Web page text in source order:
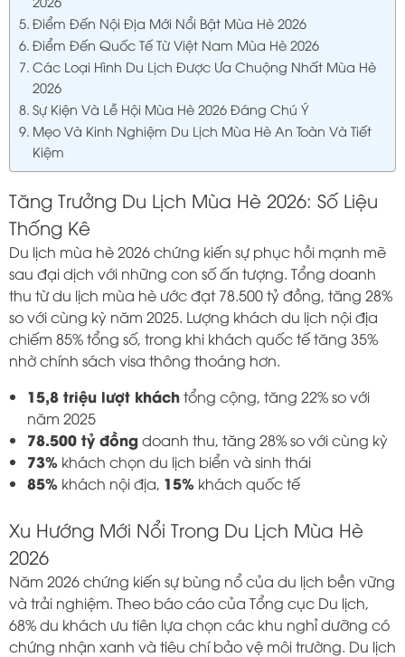
Điểm Đến Nội Địa Mới Nổi Bật Mùa Hè 2026
Điểm Đến Quốc Tế Từ Việt Nam Mùa Hè 2026
Các Loại Hình Du Lịch Được Ưa Chuộng Nhất Mùa Hè
2026
Sự Kiện Và Lễ Hội Mùa Hè 2026 Đáng Chú Ý
Mẹo Và Kinh Nghiệm Du Lịch Mùa Hè An Toàn Và Tiết
Kiệm
Tăng Trưởng Du Lịch Mùa Hè 2026: Số Liệu
Thống Kê
Du lịch mùa hè 2026 chứng kiến sự phục hồi mạnh mẽ
sau đại dịch với những con số ấn tượng. Tổng doanh
thu từ du lịch mùa hè ước đạt 78.500 tỷ đồng, tăng 28%
so với cùng kỳ năm 2025. Lượng khách du lịch nội địa
chiếm 85% tổng số, trong khi khách quốc tế tăng 35%
nhờ chính sách visa thông thoáng hơn.
15,8 triệu lượt kháchtổng cộng, tăng 22% so với
năm 2025
78.500 tỷ đồngdoanh thu, tăng 28% so với cùng kỳ
73% khách chọn du lịch biển và sinh thái
85% khách nội địa, 15% khách quốc tế
Xu Hướng Mới Nổi Trong Du Lịch Mùa Hè
2026
Năm 2026 chứng kiến sự bùng nổ của du lịch bền vững
và trải nghiệm. Theo báo cáo của Tổng cục Du lịch,
68% du khách ưu tiên lựa chọn các khu nghỉ dưỡng có
chứng nhận xanh và tiêu chí bảo vệ môi trường. Du lịch